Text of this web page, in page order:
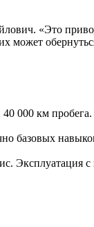
«Это
может
000 км
базовых
Эксплуатация